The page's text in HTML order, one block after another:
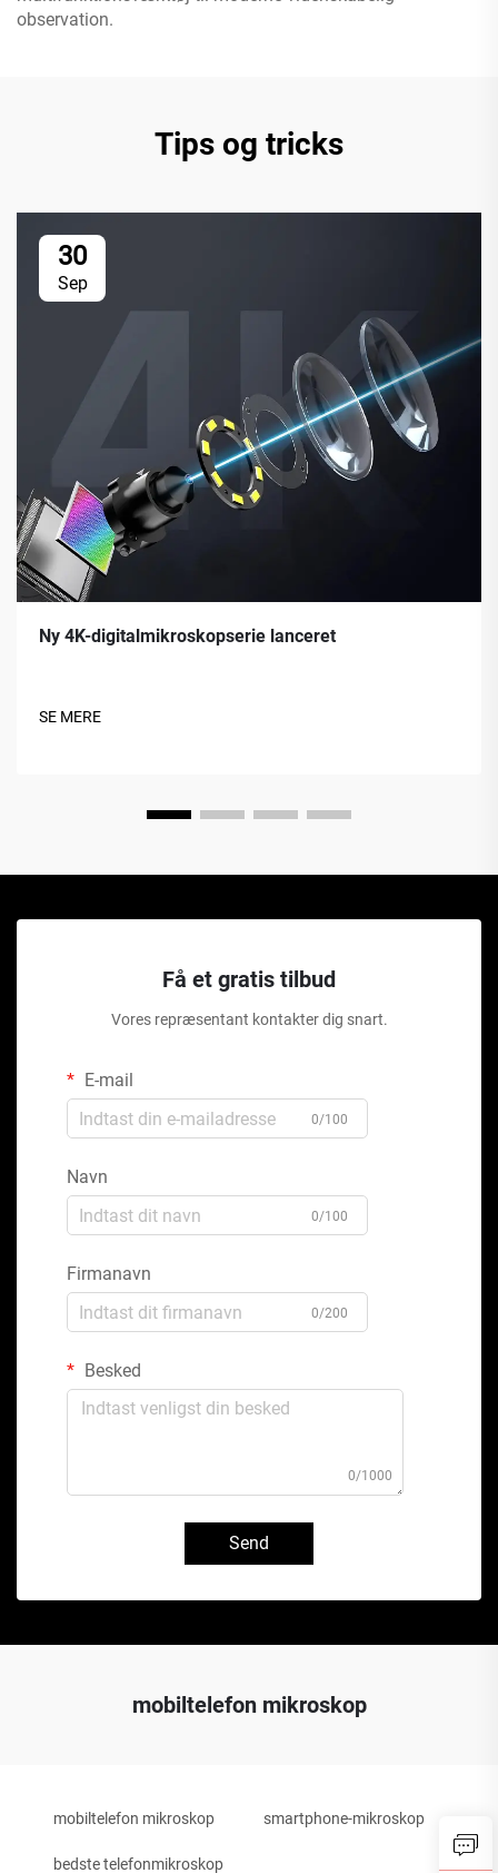
observation.
Tips og tricks
30
Sep
Ny 4K-digitalmikroskopserie lanceret
SE MERE
Få et gratis tilbud
Vores repræsentant kontakter dig snart.
E-mail
0/100
Navn
0/100
Firmanavn
0/200
Besked
0/1000
Send
mobiltelefon mikroskop
mobiltelefon mikroskop smartphone-mikroskop
bedste telefonmikroskop